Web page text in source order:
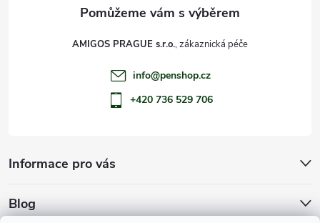
Informace pro vás
Blog
AMIGOS PRAGUE s.r.o.
info@penshop.cz
+420 736 529 706